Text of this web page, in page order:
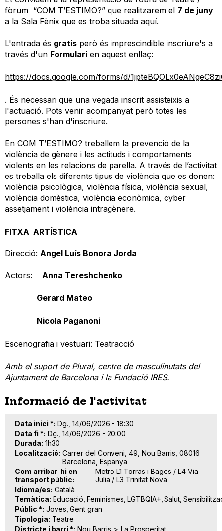
fòrum “COM T’ESTIMO?” que realitzarem el 7 de juny
a la Sala Fènix que es troba situada aquí.
L'entrada és gratis però és imprescindible inscriure's a
través d'un Formulari en aquest enllaç:
https://docs.google.com/forms/d/
. És necessari que una vegada inscrit assisteixis a
l'actuació. Pots venir acompanyat però totes les
persones s'han d'inscriure.
En COM T’ESTIMO? treballem la prevenció de la
violència de gènere i les actituds i comportaments
violents en les relacions de parella. A través de l’activitat
es treballa els diferents tipus de violència que es donen:
violència psicològica, violència física, violència sexual,
violència domèstica, violència econòmica, cyber
assetjament i violència intragènere.
FITXA ARTÍSTICA
Direcció: Angel Luís Bonora Jorda
Actors: Anna Tereshchenko
Gerard Mateo
Nicola Paganoni
Escenografia i vestuari: Teatracció
Amb el suport de Plural, centre de masculinutats del
Ajuntament de Barcelona i la Fundació IRES.
Informació de l'activitat
Data inici * Dg., 14/06/2026 - 18:30
Data fi * Dg., 14/06/2026 - 20:00
Durada 1h30
Localització Carrer del Conveni, 49, Nou Barris, 08016
Barcelona, Espanya
Com arribar-hi en
transport públic
Metro L1 Torras i Bages / L4 Via
Julia / L3 Trinitat Nova
Idioma/es Català
Temàtica
Educació Feminismes LGTBQIA+ Salut
Públic * Joves Gent gran
Tipologia Teatre
Districte i barri * Nou Barris La Prosperitat